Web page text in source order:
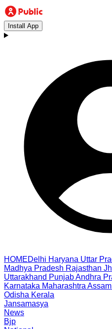
Install App
HOMEDelhi Haryana Uttar
Madhya Pradesh Rajasthan
Uttarakhand PunjabAndhra
Karnataka Maharashtra Assam
Odisha Kerala
Jansamasya
News
Bjp